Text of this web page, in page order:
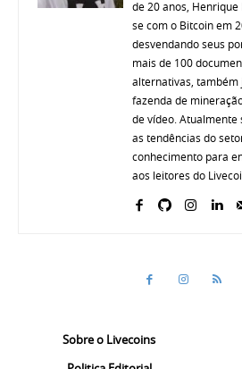
de 20 anos,
se com o Bitcoin em
desvendando seus
mais de 100
alternativas, também
fazenda de
de vídeo. Atualmente
as tendências do
conhecimento para
aos leitores do
Sobre o Livecoins